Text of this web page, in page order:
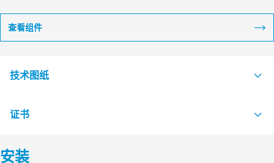
查看组件
技术图纸
S1005558 G FRAME +SINGLE AND +COMBINATION FRAME
证书
认证机构
安装